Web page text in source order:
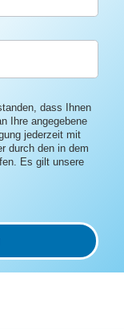
dass Ihnen
Ihre angegebene
jederzeit mit
durch den in dem
Es gilt unsere